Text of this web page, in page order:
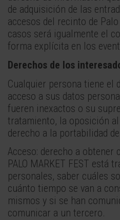
de adquisición de las
accesos del recinto de
casos será igualmente el
forma explícita en los
Derechos de los
Cualquier persona tiene el
acceso a sus datos
fueren inexactos o su
tratamiento, la oposición
derecho a la portabilidad
Acceso: derecho a
PALO MARKET FEST está
personales, saber cuáles
cuánto tiempo se van a
mismos y si se han
comunicar a un tercero.